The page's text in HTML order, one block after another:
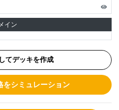
メイン
てデッキを作成
をシミュレーション